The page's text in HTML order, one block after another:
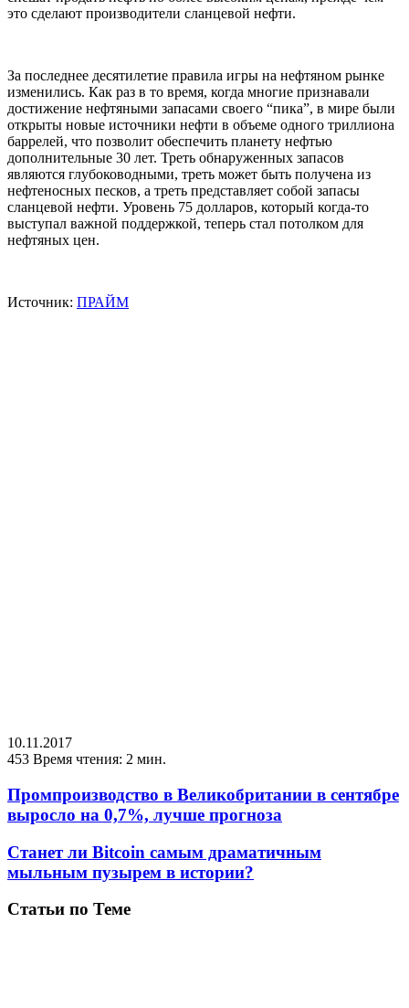
это сделают производители сланцевой нефти.
За последнее десятилетие правила игры на нефтяном рынке
изменились. Как раз в то время, когда многие признавали
достижение нефтяными запасами своего “пика”, в мире были
открыты новые источники нефти в объеме одного триллиона
баррелей, что позволит обеспечить планету нефтью
дополнительные 30 лет. Треть обнаруженных запасов
являются глубоководными, треть может быть получена из
нефтеносных песков, а треть представляет собой запасы
сланцевой нефти. Уровень 75 долларов, который когда-то
выступал важной поддержкой, теперь стал потолком для
нефтяных цен.
Источник: ПРАЙМ
10.11.2017
453 Время чтения: 2 мин.
Промпроизводство в Великобритании в сентябре
выросло на 0,7%, лучше прогноза
Станет ли Bitcoin самым драматичным
мыльным пузырем в истории?
Статьи по Теме